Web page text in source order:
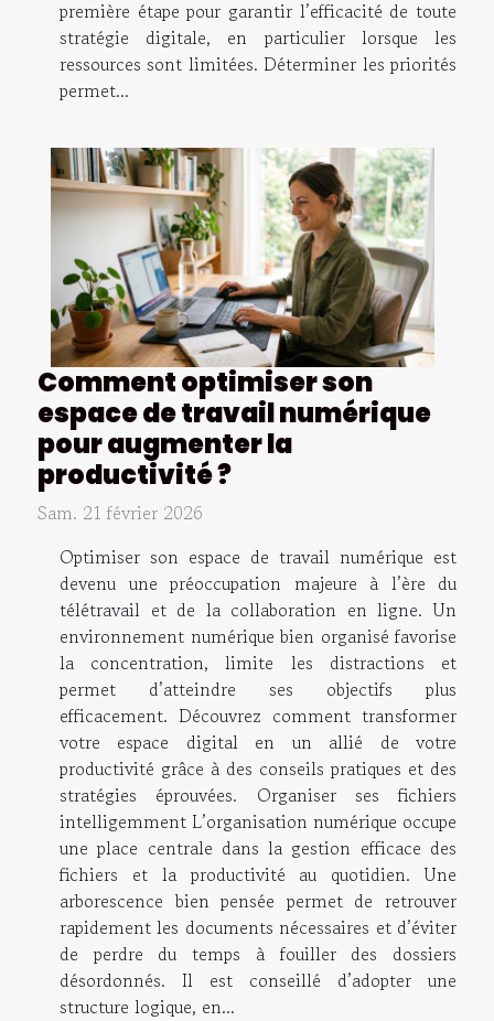
première étape pour garantir l’efficacité de toute
stratégie digitale, en particulier lorsque les
ressources sont limitées. Déterminer les priorités
permet...
Comment optimiser son
espace de travail numérique
pour augmenter la
productivité ?
Sam. 21 février 2026
Optimiser son espace de travail numérique est
devenu une préoccupation majeure à l’ère du
télétravail et de la collaboration en ligne. Un
environnement numérique bien organisé favorise
la concentration, limite les distractions et
permet d’atteindre ses objectifs plus
efficacement. Découvrez comment transformer
votre espace digital en un allié de votre
productivité grâce à des conseils pratiques et des
stratégies éprouvées. Organiser ses fichiers
intelligemment L’organisation numérique occupe
une place centrale dans la gestion efficace des
fichiers et la productivité au quotidien. Une
arborescence bien pensée permet de retrouver
rapidement les documents nécessaires et d’éviter
de perdre du temps à fouiller des dossiers
désordonnés. Il est conseillé d’adopter une
structure logique, en...